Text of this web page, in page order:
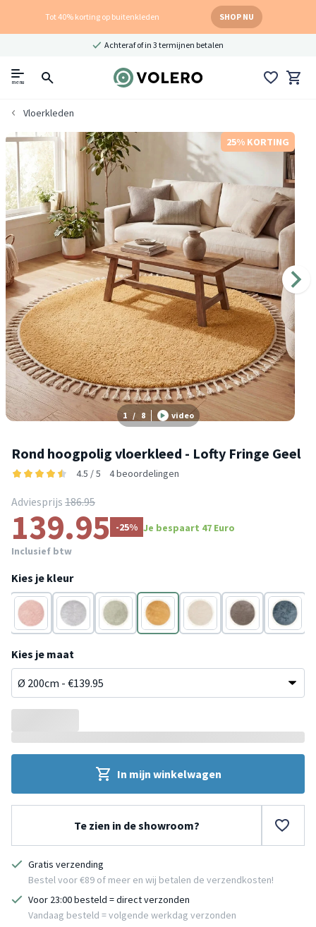
Tot 40% korting op buitenkleden SHOP NU
Achteraf of in 3 termijnen betalen
menu
Vloerkleden
25% KORTING
1 / 8 video
Rond hoogpolig vloerkleed - Lofty Fringe Geel
4.5 / 5 4 beoordelingen
Adviesprijs 186.95
139.95 -25% Je bespaart 47 Euro
Inclusief btw
Kies je kleur
Roze Grijs Groen Geel Wit Taupe Blauw
Kies je maat
In mijn winkelwagen
Te zien in de showroom?
Gratis verzending
Bestel voor €89 of meer en wij betalen de verzendkosten!
Voor 23:00 besteld = direct verzonden
Vandaag besteld = volgende werkdag verzonden